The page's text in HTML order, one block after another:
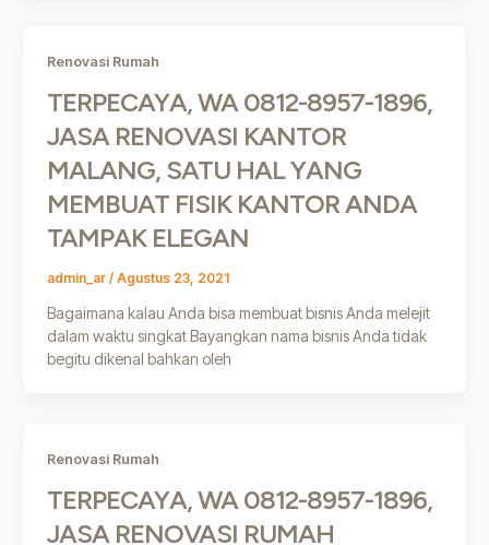
Renovasi Rumah
TERPECAYA, WA 0812-8957-1896,
JASA RENOVASI KANTOR
MALANG, SATU HAL YANG
MEMBUAT FISIK KANTOR ANDA
TAMPAK ELEGAN
admin_ar / Agustus 23, 2021
Bagaimana kalau Anda bisa membuat bisnis Anda melejit
dalam waktu singkat Bayangkan nama bisnis Anda tidak
begitu dikenal bahkan oleh
Renovasi Rumah
TERPECAYA, WA 0812-8957-1896,
JASA RENOVASI RUMAH